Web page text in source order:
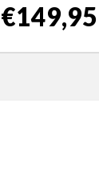
€149,95